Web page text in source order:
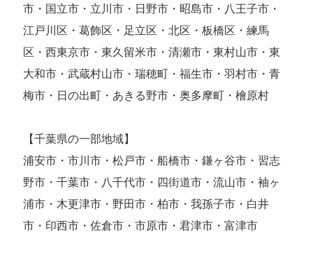
市・国立市・立川市・日野市・昭島市・八王子市・
江戸川区・葛飾区・足立区・北区・板橋区・練馬
区・西東京市・東久留米市・清瀬市・東村山市・東
大和市・武蔵村山市・瑞穂町・福生市・羽村市・青
梅市・日の出町・あきる野市・奥多摩町・檜原村
【千葉県の一部地域】
浦安市・市川市・松戸市・船橋市・鎌ヶ谷市・習志
野市・千葉市・八千代市・四街道市・流山市・袖ヶ
浦市・木更津市・野田市・柏市・我孫子市・白井
市・印西市・佐倉市・市原市・君津市・富津市